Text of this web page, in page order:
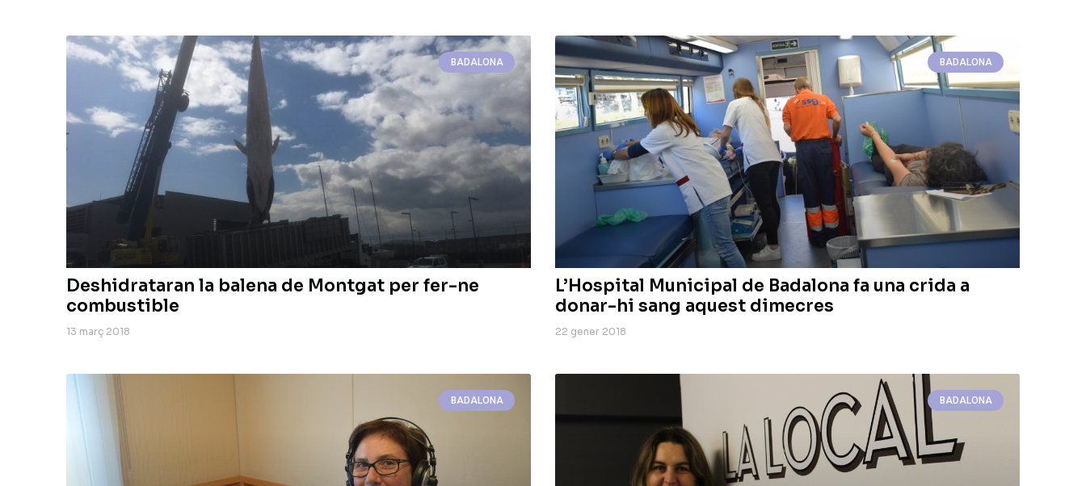
BADALONA
Deshidrataran la balena de Montgat per fer-ne
combustible
13 març 2018
BADALONA
L’Hospital Municipal de Badalona fa una crida a
donar-hi sang aquest dimecres
22 gener 2018
BADALONA BADALONA